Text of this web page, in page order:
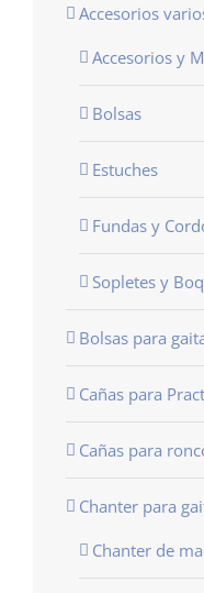
Accesorios
Accesorios y
Bolsas
Estuches
Fundas y
Sopletes y
Bolsas para
Cañas para
Cañas para
Chanter para
Chanter de